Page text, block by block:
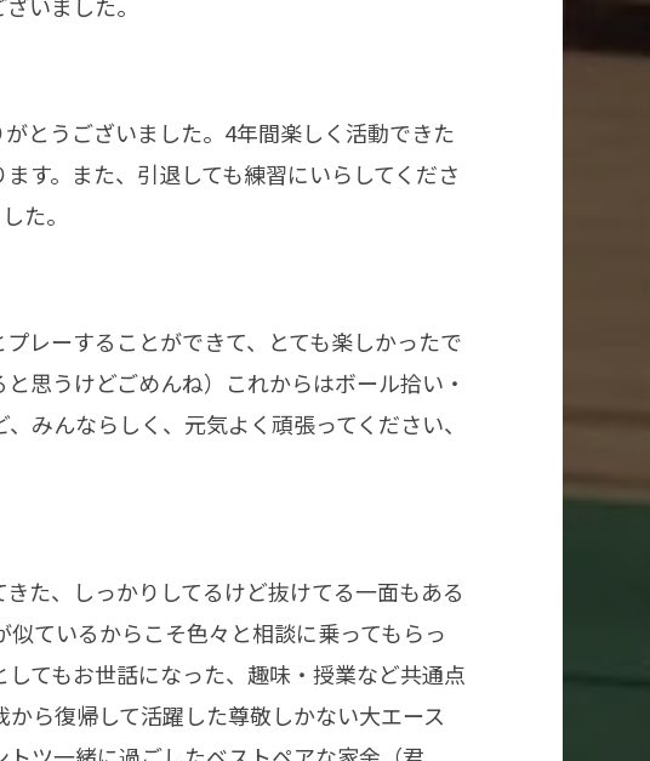
とうございました。 4年間楽しく活動できた
す。また、引退しても練習にいらしてくださ
た。
レーすることができて、とても楽しかったで
思うけどごめんね）これからはボール拾い・
みんならしく、元気よく頑張ってください、
た、しっかりしてるけど抜けてる一面もある
ているからこそ色々と相談に乗ってもらっ
てもお世話になった、趣味・授業など共通点
ら復帰して活躍した尊敬しかない大エース